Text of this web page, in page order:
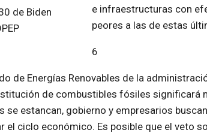
e infraestructuras con
peores a las de estas
6
de Energías Renovables de la
de combustibles fósiles significará
se estancan, gobierno y empresarios
el ciclo económico. Es posible que el veto